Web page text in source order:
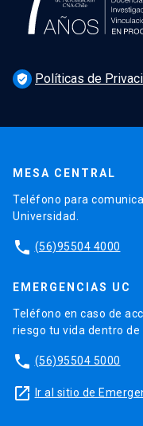
verified_user Políticas de
MESA CENTRAL
Teléfono para
Universidad.
phone (56)95504 4000
EMERGENCIAS UC
Teléfono en caso de
riesgo tu vida dentro de
phone (56)95504 5000
launch Ir al sitio de